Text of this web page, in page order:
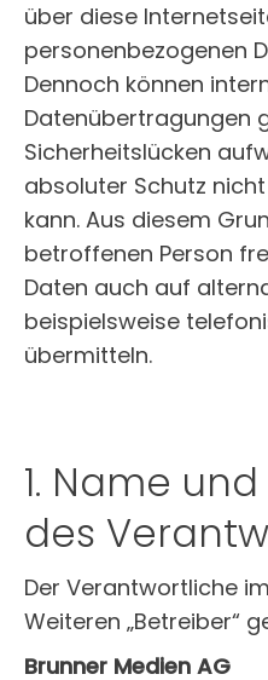
über diese
personenbezogenen
Dennoch können
Datenübertragungen
Sicherheitslücken
absoluter Schutz
kann. Aus diesem
betroffenen Person
Daten auch auf
beispielsweise
übermitteln.
1. Name
des
Der Verantwortliche
Weiteren „Betreiber“
Brunner Medien AG